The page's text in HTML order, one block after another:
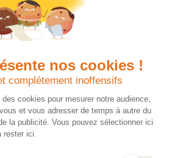
nos cookies !
complétement inoffensifs
cookies pour mesurer notre audience,
et vous adresser de temps à autre du
la publicité. Vous pouvez sélectionner ici
ici.
met
cœur
donateur
?
l’impôt
dons
Donner en confiance
Vos dons sont
déductibles à 75 % de
vos impôts. Depuis
plus de 15 ans, CARE
France est une